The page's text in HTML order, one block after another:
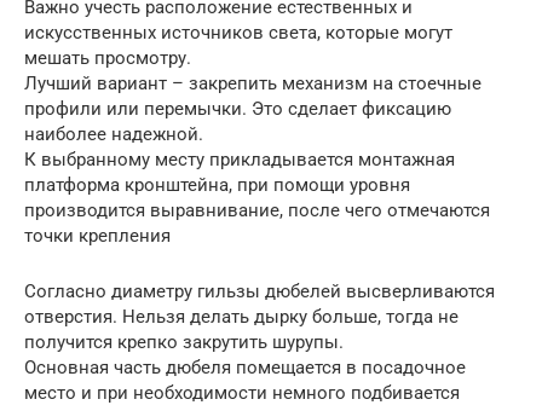
Важно учесть расположение естественных и
искусственных источников света, которые могут
мешать просмотру.
Лучший вариант – закрепить механизм на стоечные
профили или перемычки. Это сделает фиксацию
наиболее надежной.
К выбранному месту прикладывается монтажная
платформа кронштейна, при помощи уровня
производится выравнивание, после чего отмечаются
точки крепления
Согласно диаметру гильзы дюбелей высверливаются
отверстия. Нельзя делать дырку больше, тогда не
получится крепко закрутить шурупы.
Основная часть дюбеля помещается в посадочное
место и при необходимости немного подбивается